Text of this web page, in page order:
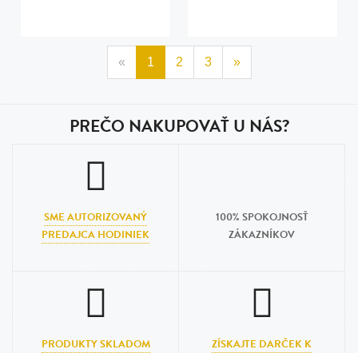
« 1 2 3 »
PREČO NAKUPOVAŤ U NÁS?
SME AUTORIZOVANÝ
PREDAJCA HODINIEK
100% SPOKOJNOSŤ
ZÁKAZNÍKOV
PRODUKTY SKLADOM
ZÍSKAJTE DARČEK K